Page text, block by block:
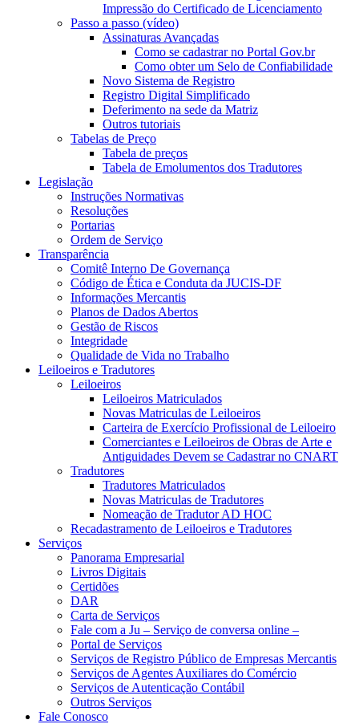
Impressão do Certificado de Licenciamento
Passo a passo (vídeo)
Assinaturas Avançadas
Como se cadastrar no Portal Gov.br
Como obter um Selo de Confiabilidade
Novo Sistema de Registro
Registro Digital Simplificado
Deferimento na sede da Matriz
Outros tutoriais
Tabelas de Preço
Tabela de preços
Tabela de Emolumentos dos Tradutores
Legislação
Instruções Normativas
Resoluções
Portarias
Ordem de Serviço
Transparência
Comitê Interno De Governança
Código de Ética e Conduta da JUCIS-DF
Informações Mercantis
Planos de Dados Abertos
Gestão de Riscos
Integridade
Qualidade de Vida no Trabalho
Leiloeiros e Tradutores
Leiloeiros
Leiloeiros Matriculados
Novas Matriculas de Leiloeiros
Carteira de Exercício Profissional de Leiloeiro
Comerciantes e Leiloeiros de Obras de Arte e
Antiguidades Devem se Cadastrar no CNART
Tradutores
Tradutores Matriculados
Novas Matriculas de Tradutores
Nomeação de Tradutor AD HOC
Recadastramento de Leiloeiros e Tradutores
Serviços
Panorama Empresarial
Livros Digitais
Certidões
DAR
Carta de Serviços
Fale com a Ju – Serviço de conversa online –
Portal de Serviços
Serviços de Registro Público de Empresas Mercantis
Serviços de Agentes Auxiliares do Comércio
Serviços de Autenticação Contábil
Outros Serviços
Fale Conosco